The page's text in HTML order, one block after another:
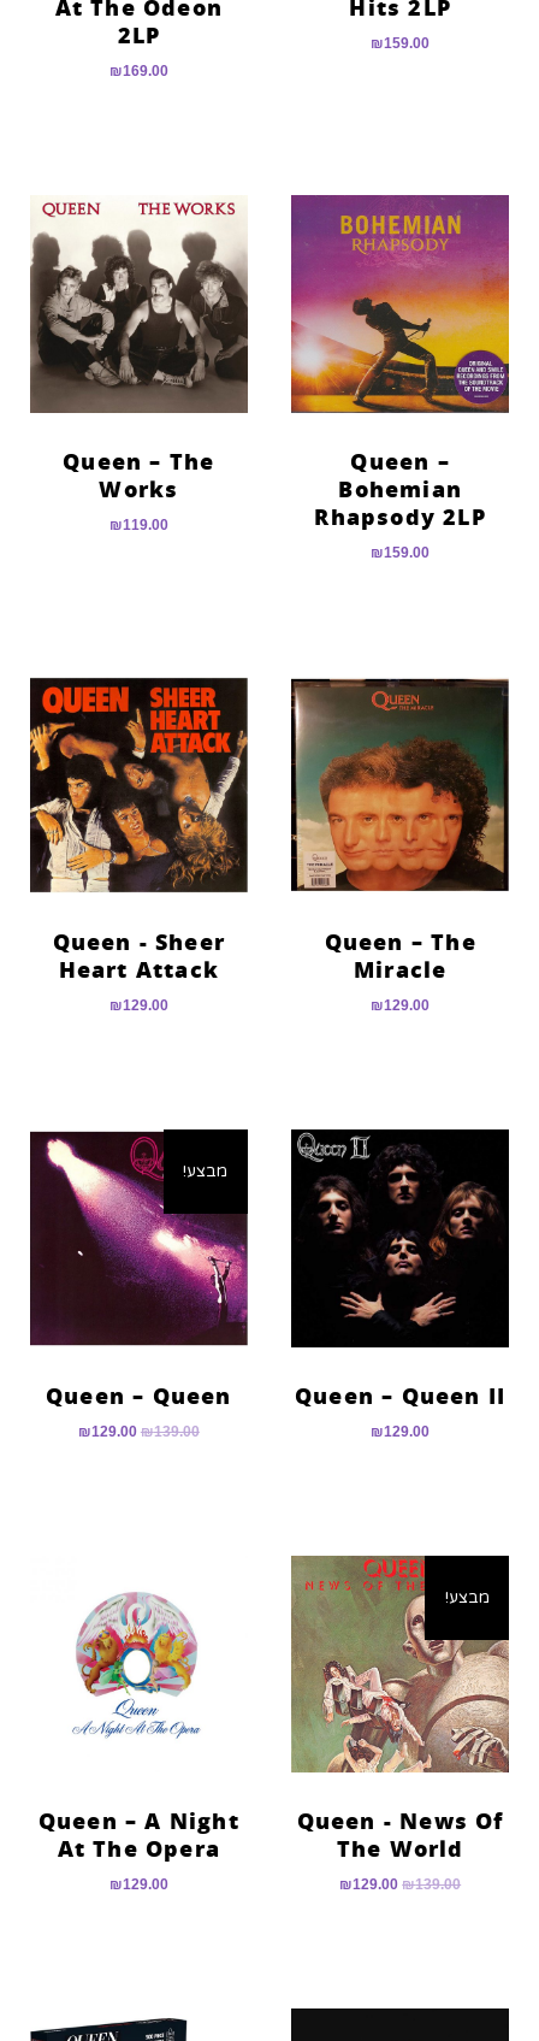
Hits 2LP
₪159.00
At The Odeon
2LP
₪169.00
Queen –
Bohemian
Rhapsody 2LP
₪159.00
Queen – The
Works
₪119.00
Queen – The
Miracle
₪129.00
Queen ‎- Sheer
Heart Attack
₪129.00
Queen – Queen II
₪129.00
מבצע!
Queen – Queen
₪139.00
₪129.00
מבצע!
Queen ‎- News Of
The World
₪139.00
₪129.00
Queen – A Night
At The Opera
₪129.00